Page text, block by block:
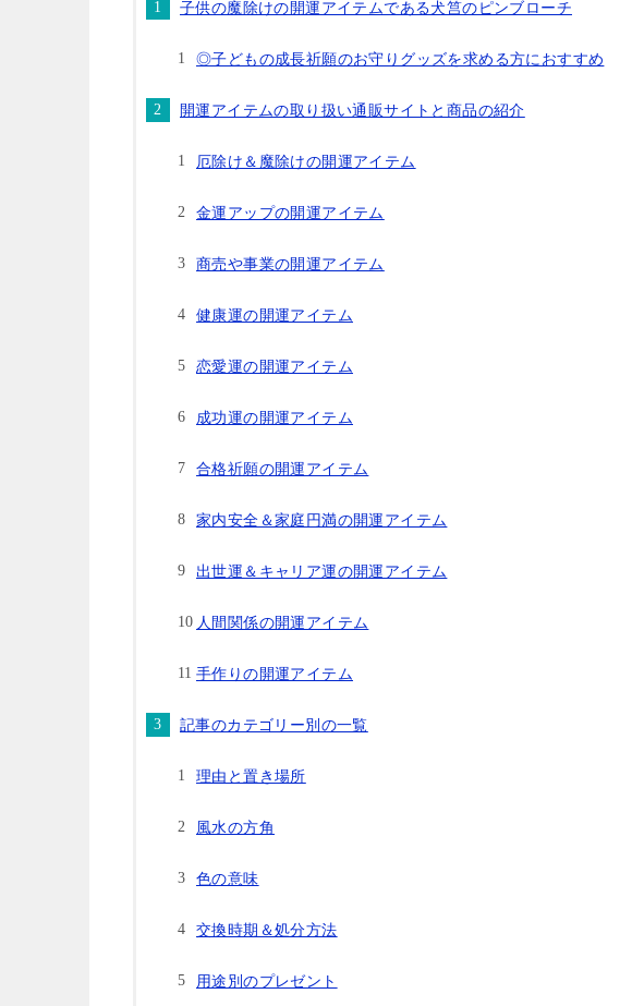
子供の魔除けの開運アイテムである犬筥のピンブローチ
◎子どもの成長祈願のお守りグッズを求める方におすすめ
開運アイテムの取り扱い通販サイトと商品の紹介
厄除け＆魔除けの開運アイテム
金運アップの開運アイテム
商売や事業の開運アイテム
健康運の開運アイテム
恋愛運の開運アイテム
成功運の開運アイテム
合格祈願の開運アイテム
家内安全＆家庭円満の開運アイテム
出世運＆キャリア運の開運アイテム
人間関係の開運アイテム
手作りの開運アイテム
記事のカテゴリー別の一覧
理由と置き場所
風水の方角
色の意味
交換時期＆処分方法
用途別のプレゼント